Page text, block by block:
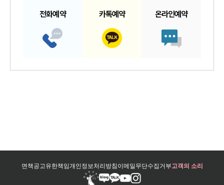
전화예약 카톡예약 온라인예약
면책공고유한책임개인정보처리방침이메일무단수집거부고객의 소리